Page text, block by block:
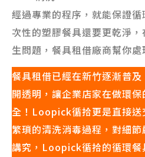
經過專業的程序，就能保證
次性的塑膠餐具還要更乾淨
生問題，餐具租借廠商幫你處
餐具租借已經在新竹逐漸普
開透明，讓企業店家在做環
全！Loopick循拾更是直接送
繁瑣的清洗消毒過程，對細
講究，Loopick循拾的循環餐